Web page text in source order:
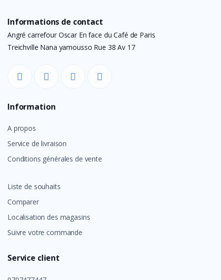
Informations de contact
Angré carrefour Oscar En face du Café de Paris
Treichville Nana yamousso Rue 38 Av 17
Information
A propos
Service de livraison
Conditions générales de vente
Liste de souhaits
Comparer
Localisation des magasins
Suivre votre commande
Service client